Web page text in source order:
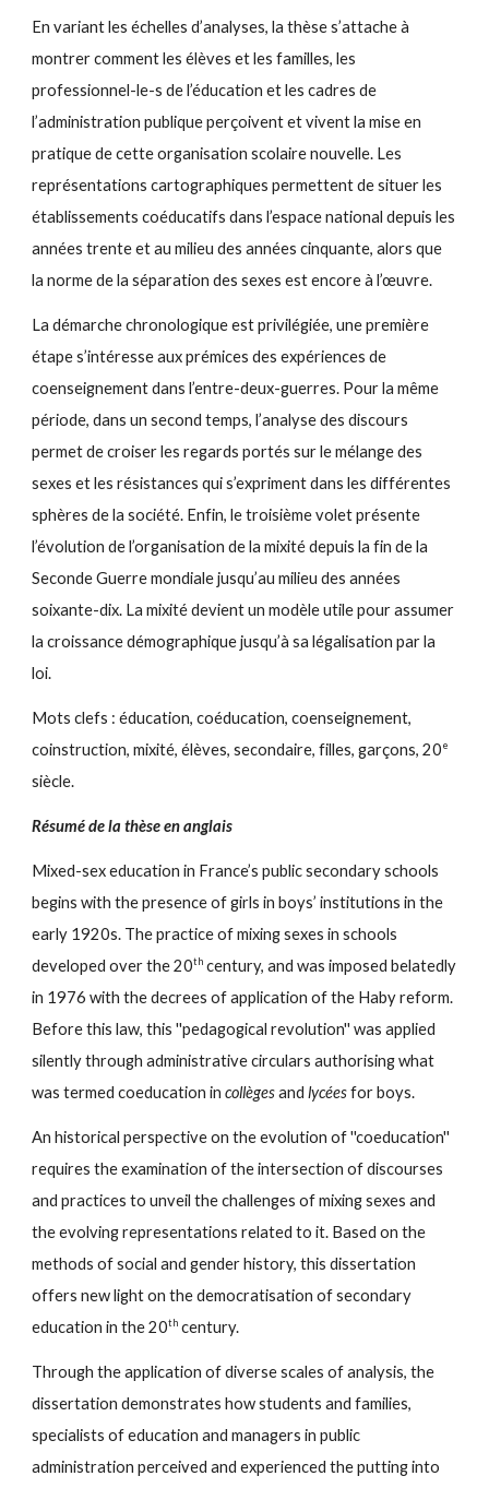
En variant les échelles d’analyses, la thèse s’attache à
montrer comment les élèves et les familles, les
professionnel-le-s de l’éducation et les cadres de
l’administration publique perçoivent et vivent la mise en
pratique de cette organisation scolaire nouvelle. Les
représentations cartographiques permettent de situer les
établissements coéducatifs dans l’espace national depuis les
années trente et au milieu des années cinquante, alors que
la norme de la séparation des sexes est encore à l’œuvre.
La démarche chronologique est privilégiée, une première
étape s’intéresse aux prémices des expériences de
coenseignement dans l’entre-deux-guerres. Pour la même
période, dans un second temps, l’analyse des discours
permet de croiser les regards portés sur le mélange des
sexes et les résistances qui s’expriment dans les différentes
sphères de la société. Enfin, le troisième volet présente
l’évolution de l’organisation de la mixité depuis la fin de la
Seconde Guerre mondiale jusqu’au milieu des années
soixante-dix. La mixité devient un modèle utile pour assumer
la croissance démographique jusqu’à sa légalisation par la
loi.
Mots clefs : éducation, coéducation, coenseignement,
coinstruction, mixité, élèves, secondaire, filles, garçons, 20e
siècle.
Résumé de la thèse en anglais
Mixed-sex education in France’s public secondary schools
begins with the presence of girls in boys’ institutions in the
early 1920s. The practice of mixing sexes in schools
developed over the 20th century, and was imposed belatedly
in 1976 with the decrees of application of the Haby reform.
Before this law, this ''pedagogical revolution'' was applied
silently through administrative circulars authorising what
was termed coeducation incollègesandlycéesfor boys.
An historical perspective on the evolution of ''coeducation''
requires the examination of the intersection of discourses
and practices to unveil the challenges of mixing sexes and
the evolving representations related to it. Based on the
methods of social and gender history, this dissertation
offers new light on the democratisation of secondary
education in the 20th century.
Through the application of diverse scales of analysis, the
dissertation demonstrates how students and families,
specialists of education and managers in public
administration perceived and experienced the putting into